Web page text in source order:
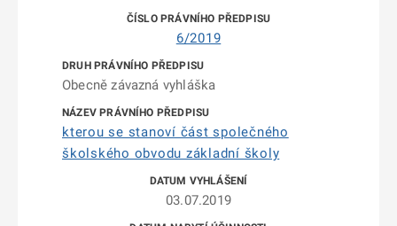
6/2019
Obecně závazná vyhláška
kterou se stanoví část společného
školského obvodu základní školy
03.07.2019